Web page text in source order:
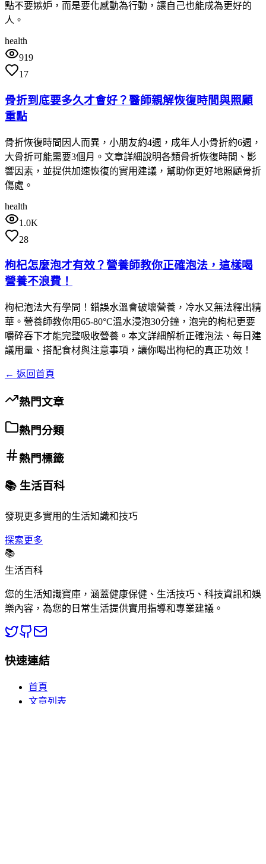
點不要嫉妒，而是要化感動為行動，讓自己也能成為更好的
人。
health
919
17
骨折到底要多久才會好？醫師親解恢復時間與照顧
重點
骨折恢復時間因人而異，小朋友約4週，成年人小骨折約6週，
大骨折可能需要3個月。文章詳細說明各類骨折恢復時間、影
響因素，並提供加速恢復的實用建議，幫助你更好地照顧骨折
傷處。
health
1.0K
28
枸杞怎麼泡才有效？營養師教你正確泡法，這樣喝
營養不浪費！
枸杞泡法大有學問！錯誤水溫會破壞營養，冷水又無法釋出精
華。營養師教你用65-80°C溫水浸泡30分鐘，泡完的枸杞更要
嚼碎吞下才能完整吸收營養。本文詳細解析正確泡法、每日建
議用量、搭配食材與注意事項，讓你喝出枸杞的真正功效！
← 返回首頁
熱門文章
熱門分類
熱門標籤
📚 生活百科
發現更多實用的生活知識和技巧
探索更多
📚
生活百科
您的生活知識寶庫，涵蓋健康保健、生活技巧、科技資訊和娛
樂內容，為您的日常生活提供實用指導和專業建議。
快速連結
首頁
文章列表